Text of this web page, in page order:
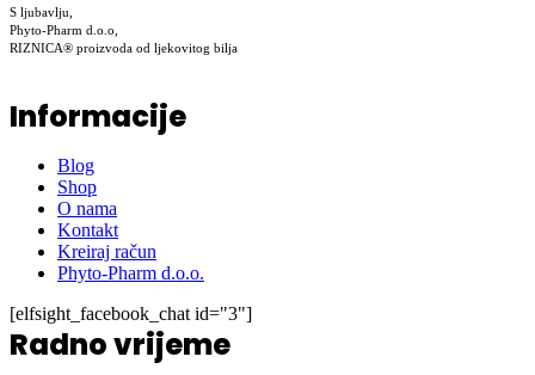
S ljubavlju,
Phyto-Pharm d.o.o,
RIZNICA® proizvoda od ljekovitog bilja
Informacije
Blog
Shop
O nama
Kontakt
Kreiraj račun
Phyto-Pharm d.o.o.
[elfsight_facebook_chat id="3"]
Radno vrijeme